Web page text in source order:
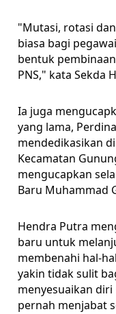
"Mutasi, rotasi
biasa bagi
bentuk
PNS," kata Sekda
Ia juga
yang lama,
mendedikasikan
Kecamatan
mengucapkan
Baru Muhammad
Hendra Putra
baru untuk
membenahi hal-
yakin tidak sulit
menyesuaikan diri
pernah menjabat